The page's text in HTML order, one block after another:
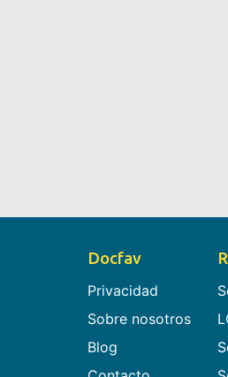
Docfav
Privacidad
Sobre nosotros
Blog